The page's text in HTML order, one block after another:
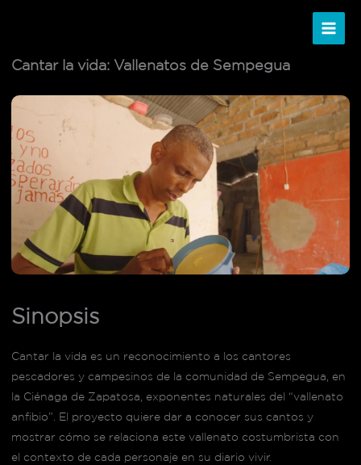
Cantar la vida: Vallenatos de Sempegua
Sinopsis
Cantar la vida es un reconocimiento a los cantores
pescadores y campesinos de la comunidad de Sempegua, en
la Ciénaga de Zapatosa, exponentes naturales del “vallenato
anfibio”. El proyecto quiere dar a conocer sus cantos y
mostrar cómo se relaciona este vallenato costumbrista con
el contexto de cada personaje en su diario vivir.